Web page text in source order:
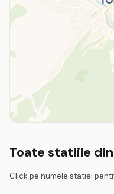
Toate statiile
Click pe numele statiei